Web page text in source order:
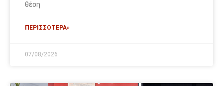
θέση
ΠΕΡΙΣΣΟΤΕΡΑ»
07/08/2026